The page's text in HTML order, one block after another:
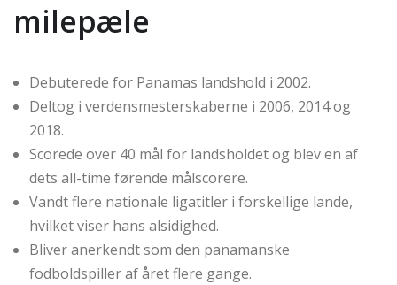
milepæle
Debuterede for Panamas landshold i 2002.
Deltog i verdensmesterskaberne i 2006, 2014 og
2018.
Scorede over 40 mål for landsholdet og blev en af
dets all-time førende målscorere.
Vandt flere nationale ligatitler i forskellige lande,
hvilket viser hans alsidighed.
Bliver anerkendt som den panamanske
fodboldspiller af året flere gange.